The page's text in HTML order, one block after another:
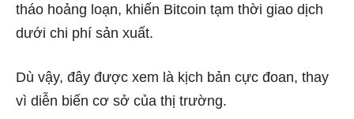
tháo hoảng loạn, khiến Bitcoin tạm thời giao dịch
dưới chi phí sản xuất.
Dù vậy, đây được xem là kịch bản cực đoan, thay
vì diễn biến cơ sở của thị trường.